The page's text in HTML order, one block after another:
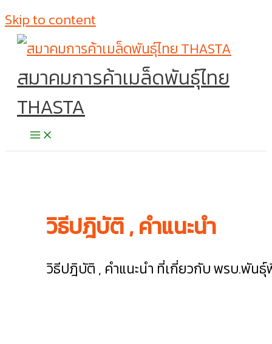
Skip to content
สมาคมการค้าเมล็ดพันธุ์ไทย
THASTA
วิธีปฎิบัติ , คำแนะนำ
วิธีปฎิบัติ , คำแนะนำ ที่เกี่ยวกับ พรบ.พัน